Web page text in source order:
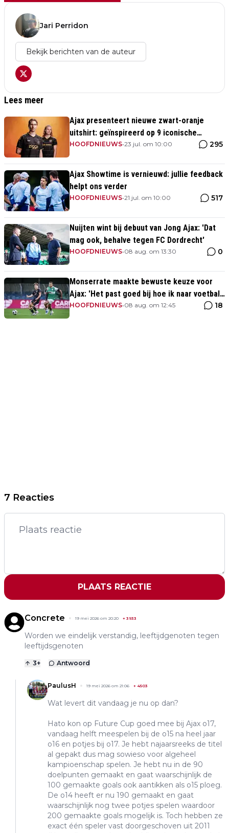
Jari Perridon
Bekijk berichten van de auteur
Lees meer
Ajax presenteert nieuwe zwart-oranje
uitshirt: geïnspireerd op 9 iconische
momenten uit clubhistorie
HOOFDNIEUWS•23 jul. om 10:00 295
Ajax Showtime is vernieuwd: jullie feedback
helpt ons verder
HOOFDNIEUWS•21 jul. om 10:00 517
Nuijten wint bij debuut van Jong Ajax: 'Dat
mag ook, behalve tegen FC Dordrecht'
HOOFDNIEUWS•08 aug. om 13:30 0
Monserrate maakte bewuste keuze voor
Ajax: 'Het past goed bij hoe ik naar voetbal
kijk’
HOOFDNIEUWS•08 aug. om 12:45 18
7 Reacties
PLAATS REACTIE
Concrete 19 mei 2026 om 20:20 + 3933
Worden we eindelijk verstandig, leeftijdgenoten tegen
leeftijdsgenoten
3+ Antwoord
PaulusH 19 mei 2026 om 21:06 + 4503
Wat levert dit vandaag je nu op dan?
Hato kon op Future Cup goed mee bij Ajax o17,
vandaag helft meespelen bij de o15 na heel jaar
o16 en potjes bij o17. Je hebt najaarsreeks de titel
al gepakt dus mag sowieso voor algeheel
kampioenschap spelen. Je hebt nu in de 90
doelpunten gemaakt en gaat waarschijnlijk de
100 gemaakte goals ook aantikken als o15 ploeg.
De o14 heeft er nu 190 gemaakt en gaat
waarschijnlijk nog twee potjes spelen waardoor
200 gemaakte goals mogelijk is. Toch hebben ze
exact één speler vast doorgeschoven uit 2011